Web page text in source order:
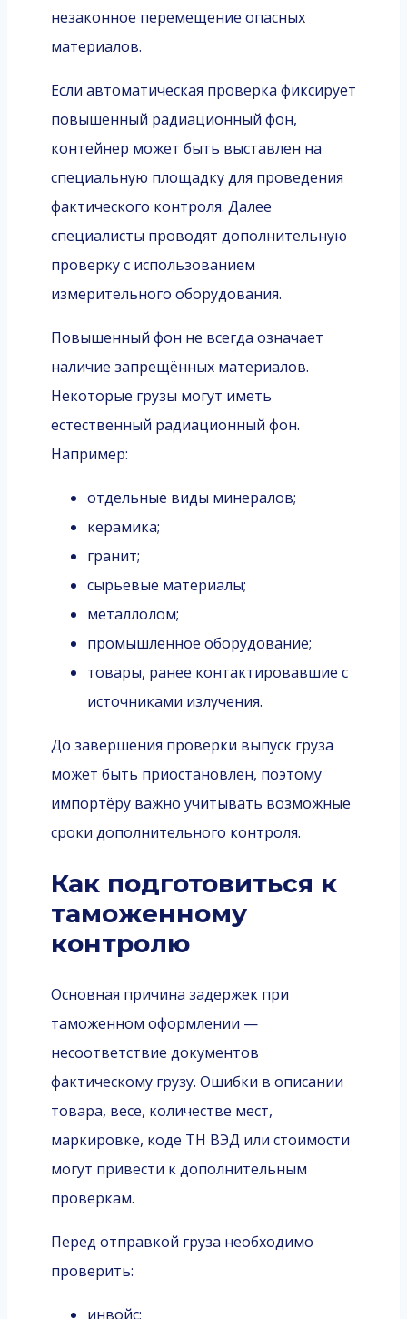
незаконное перемещение опасных
материалов.
Если автоматическая проверка фиксирует
повышенный радиационный фон,
контейнер может быть выставлен на
специальную площадку для проведения
фактического контроля. Далее
специалисты проводят дополнительную
проверку с использованием
измерительного оборудования.
Повышенный фон не всегда означает
наличие запрещённых материалов.
Некоторые грузы могут иметь
естественный радиационный фон.
Например:
отдельные виды минералов;
керамика;
гранит;
сырьевые материалы;
металлолом;
промышленное оборудование;
товары, ранее контактировавшие с
источниками излучения.
До завершения проверки выпуск груза
может быть приостановлен, поэтому
импортёру важно учитывать возможные
сроки дополнительного контроля.
Как подготовиться к
таможенному
контролю
Основная причина задержек при
таможенном оформлении —
несоответствие документов
фактическому грузу. Ошибки в описании
товара, весе, количестве мест,
маркировке, коде ТН ВЭД или стоимости
могут привести к дополнительным
проверкам.
Перед отправкой груза необходимо
проверить:
инвойс;